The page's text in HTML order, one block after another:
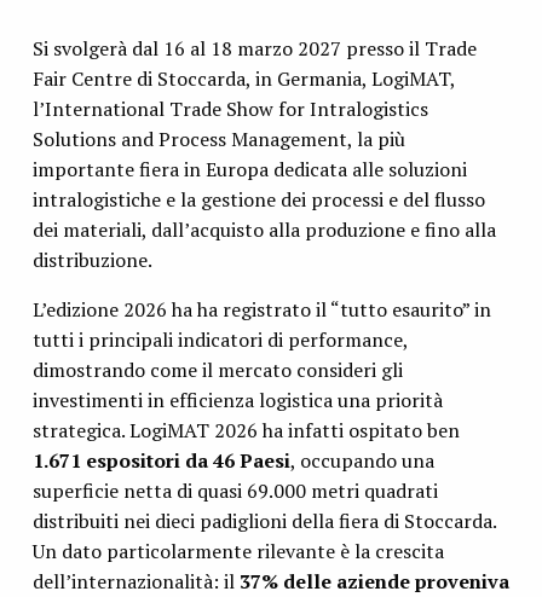
Si svolgerà dal 16 al 18 marzo 2027 presso il Trade
Fair Centre di Stoccarda, in Germania, LogiMAT,
l’International Trade Show for Intralogistics
Solutions and Process Management, la più
importante fiera in Europa dedicata alle soluzioni
intralogistiche e la gestione dei processi e del flusso
dei materiali, dall’acquisto alla produzione e fino alla
distribuzione.
L’edizione 2026 ha ha registrato il “tutto esaurito” in
tutti i principali indicatori di performance,
dimostrando come il mercato consideri gli
investimenti in efficienza logistica una priorità
strategica. LogiMAT 2026 ha infatti ospitato ben
1.671 espositori da 46 Paesi, occupando una
superficie netta di quasi 69.000 metri quadrati
distribuiti nei dieci padiglioni della fiera di Stoccarda.
Un dato particolarmente rilevante è la crescita
dell’internazionalità: il 37% delle aziende proveniva